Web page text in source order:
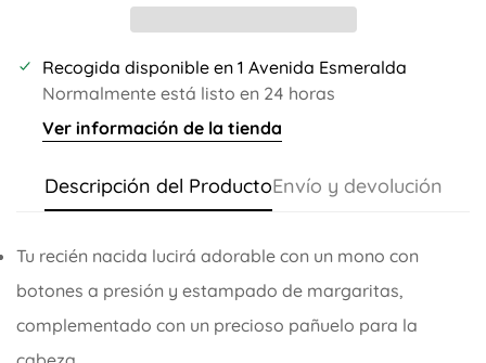
Recogida disponible en 1 Avenida Esmeralda
Normalmente está listo en 24 horas
Ver información de la tienda
Descripción del ProductoEnvío y devolución
Tu recién nacida lucirá adorable con un mono con
botones a presión y estampado de margaritas,
complementado con un precioso pañuelo para la